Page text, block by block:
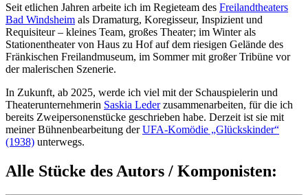
Seit etlichen Jahren arbeite ich im Regieteam des Freilandtheaters
Bad Windsheim als Dramaturg, Koregisseur, Inspizient und
Requisiteur – kleines Team, großes Theater; im Winter als
Stationentheater von Haus zu Hof auf dem riesigen Gelände des
Fränkischen Freilandmuseum, im Sommer mit großer Tribüne vor
der malerischen Szenerie.
In Zukunft, ab 2025, werde ich viel mit der Schauspielerin und
Theaterunternehmerin Saskia Lederzusammenarbeiten, für die ich
bereits Zweipersonenstücke geschrieben habe. Derzeit ist sie mit
meiner Bühnenbearbeitung derUFA-Komödie „Glückskinder“
(1938) unterwegs.
Alle Stücke des Autors / Komponisten: